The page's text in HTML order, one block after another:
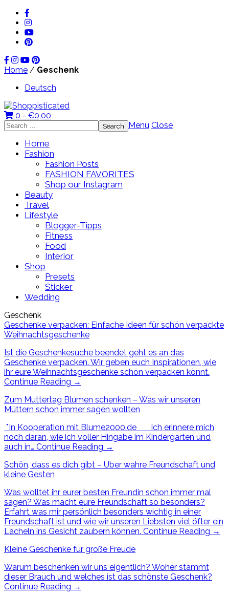
Home / Geschenk
Deutsch
0 - €0,00
Search
for:
Menu Close
Home
Fashion
Fashion Posts
FASHION FAVORITES
Shop our Instagram
Beauty
Travel
Lifestyle
Blogger-Tipps
Fitness
Food
Interior
Shop
Presets
Sticker
Wedding
Geschenk
Geschenke verpacken: Einfache Ideen für schön verpackte
Weihnachtsgeschenke
Ist die Geschenkesuche beendet geht es an das
Geschenke verpacken. Wir geben euch Inspirationen, wie
ihr eure Weihnachtsgeschenke schön verpacken könnt.
Continue Reading →
Zum Muttertag Blumen schenken – Was wir unseren
Müttern schon immer sagen wollten
*In Kooperation mit Blume2000.de Ich erinnere mich
noch daran, wie ich voller Hingabe im Kindergarten und
auch in… Continue Reading →
Schön, dass es dich gibt – Über wahre Freundschaft und
kleine Gesten
Was wolltet ihr eurer besten Freundin schon immer mal
sagen? Was macht eure Freundschaft so besonders?
Erfahrt was mir persönlich besonders wichtig in einer
Freundschaft ist und wie wir unseren Liebsten viel öfter ein
Lächeln ins Gesicht zaubern können. Continue Reading →
Kleine Geschenke für große Freude
Warum beschenken wir uns eigentlich? Woher stammt
dieser Brauch und welches ist das schönste Geschenk?
Continue Reading →